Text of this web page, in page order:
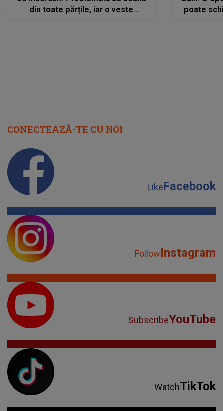
din toate părțile, iar o veste
poate
CONECTEAZĂ-TE CU NOI
LikeFacebook
FollowInstagram
SubscribeYouTube
WatchTikTok